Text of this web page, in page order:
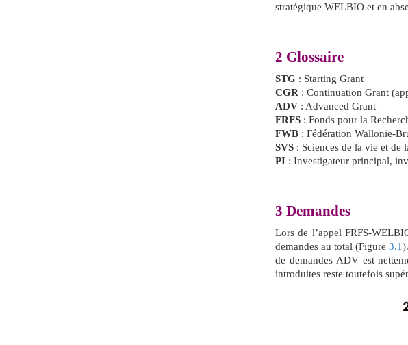
stratégique WELBIO et en
2 Glossaire
STG : Starting Grant
CGR : Continuation Grant
ADV : Advanced Grant
FRFS : Fonds pour la
FWB : Fédération Wallonie-
SVS : Sciences de la vie et de
PI : Investigateur principal,
3 Demandes
Lors de l’appel FRFS-
demandes au total (Figure 3.1
de demandes ADV est
introduites reste toutefois